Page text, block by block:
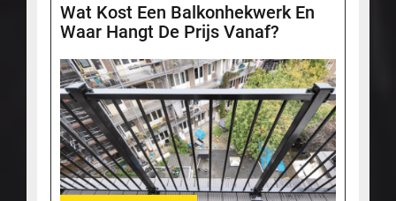
Wat Kost Een Balkonhekwerk En
Waar Hangt De Prijs Vanaf?